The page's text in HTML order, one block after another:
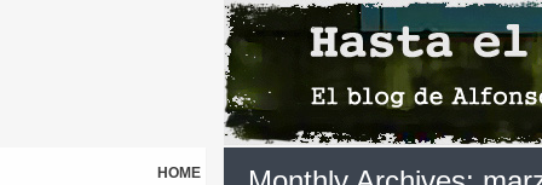
HOME